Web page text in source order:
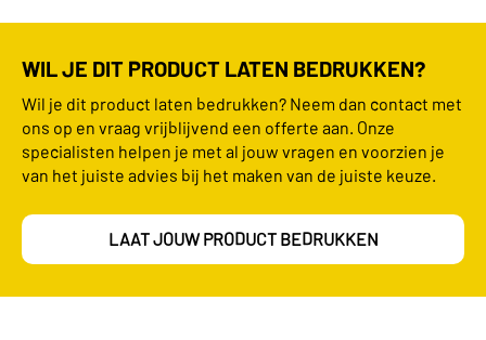
WIL JE DIT PRODUCT LATEN BEDRUKKEN?
Wil je dit product laten bedrukken? Neem dan contact met
ons op en vraag vrijblijvend een offerte aan. Onze
specialisten helpen je met al jouw vragen en voorzien je
van het juiste advies bij het maken van de juiste keuze.
LAAT JOUW PRODUCT BEDRUKKEN